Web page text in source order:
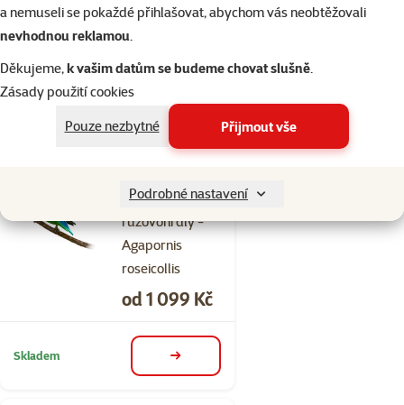
a nemuseli se pokaždé přihlašovat, abychom vás neobtěžovali
nevhodnou reklamou.
Děkujeme,k vašim datům se budeme chovat slušně.
Zásady použití cookies
Pouze nezbytné
Přijmout vše
Podrobné nastavení
personatus
Cena
od 1 219 Kč
Agapornis
růžovohrdlý -
Agapornis
roseicollis
Cena
od 1 099 Kč
Skladem detail